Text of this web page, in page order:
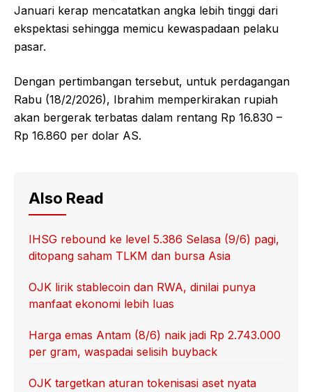
Januari kerap mencatatkan angka lebih tinggi dari
ekspektasi sehingga memicu kewaspadaan pelaku
pasar.
Dengan pertimbangan tersebut, untuk perdagangan
Rabu (18/2/2026), Ibrahim memperkirakan rupiah
akan bergerak terbatas dalam rentang Rp 16.830 –
Rp 16.860 per dolar AS.
Also Read
IHSG rebound ke level 5.386 Selasa (9/6) pagi,
ditopang saham TLKM dan bursa Asia
OJK lirik stablecoin dan RWA, dinilai punya
manfaat ekonomi lebih luas
Harga emas Antam (8/6) naik jadi Rp 2.743.000
per gram, waspadai selisih buyback
OJK targetkan aturan tokenisasi aset nyata